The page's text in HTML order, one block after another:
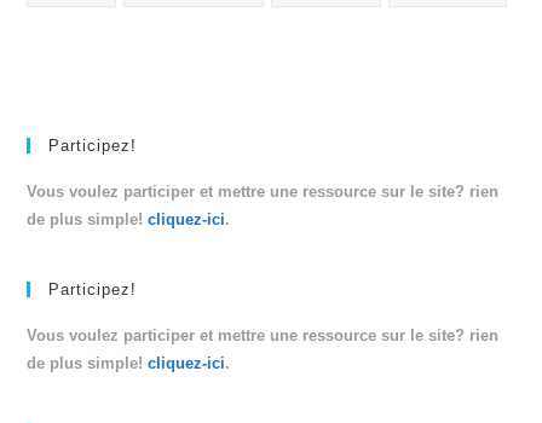
Participez!
Vous voulez participer et mettre une ressource sur le site? rien
de plus simple!cliquez-ici.
Participez!
Vous voulez participer et mettre une ressource sur le site? rien
de plus simple!cliquez-ici.